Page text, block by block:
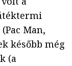
Man,
később még
(a